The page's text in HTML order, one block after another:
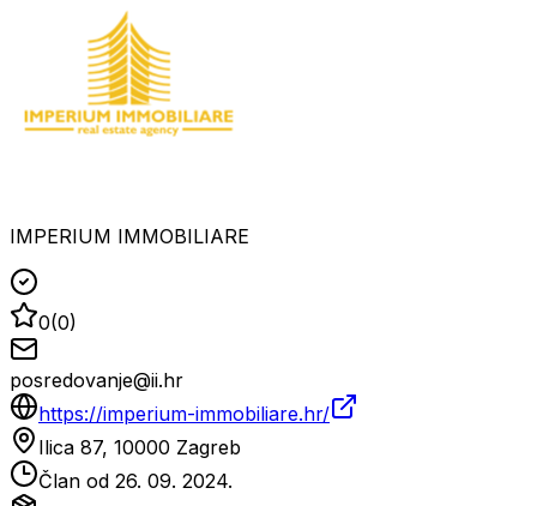
IMPERIUM IMMOBILIARE
0(0)
posredovanje@ii.hr
https://imperium-immobiliare.hr/
Ilica 87, 10000 Zagreb
Član od 26. 09. 2024.